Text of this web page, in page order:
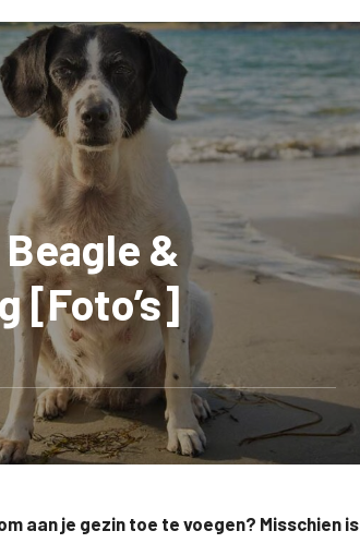
&
[Foto’s]
aan je gezin toe te voegen? Misschien is